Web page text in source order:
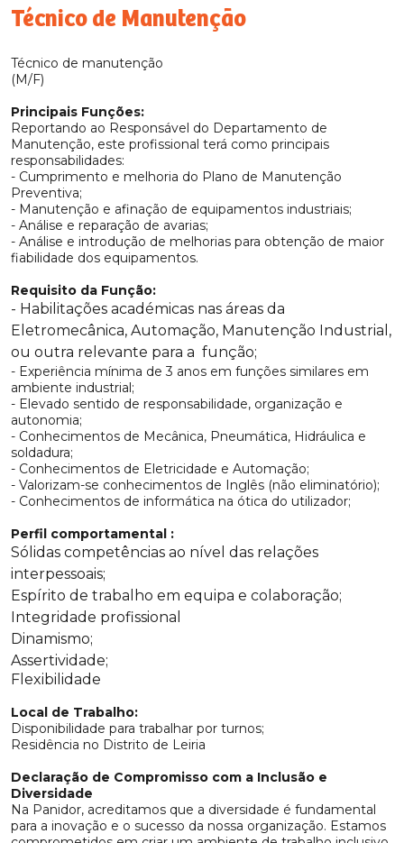
Técnico de Manutenção
Técnico de manutenção
(M/F)
Principais Funções:
Reportando ao Responsável do Departamento de
Manutenção, este profissional terá como principais
responsabilidades:
- Cumprimento e melhoria do Plano de Manutenção
Preventiva;
- Manutenção e afinação de equipamentos industriais;
- Análise e reparação de avarias;
- Análise e introdução de melhorias para obtenção de maior
fiabilidade dos equipamentos.
Requisito da Função:
- Habilitações académicas nas áreas da
Eletromecânica, Automação, Manutenção Industrial,
ou outra relevante para a função;
- Experiência mínima de 3 anos em funções similares em
ambiente industrial;
- Elevado sentido de responsabilidade, organização e
autonomia;
- Conhecimentos de Mecânica, Pneumática, Hidráulica e
soldadura;
- Conhecimentos de Eletricidade e Automação;
- Valorizam-se conhecimentos de Inglês (não eliminatório);
- Conhecimentos de informática na ótica do utilizador;
Perfil comportamental :
Sólidas competências ao nível das relações
interpessoais;
Espírito de trabalho em equipa e colaboração;
Integridade profissional
Dinamismo;
Assertividade;
Flexibilidade
Local de Trabalho:
Disponibilidade para trabalhar por turnos;
Residência no Distrito de Leiria
Declaração de Compromisso com a Inclusão e
Diversidade
Na Panidor, acreditamos que a diversidade é fundamental
para a inovação e o sucesso da nossa organização. Estamos